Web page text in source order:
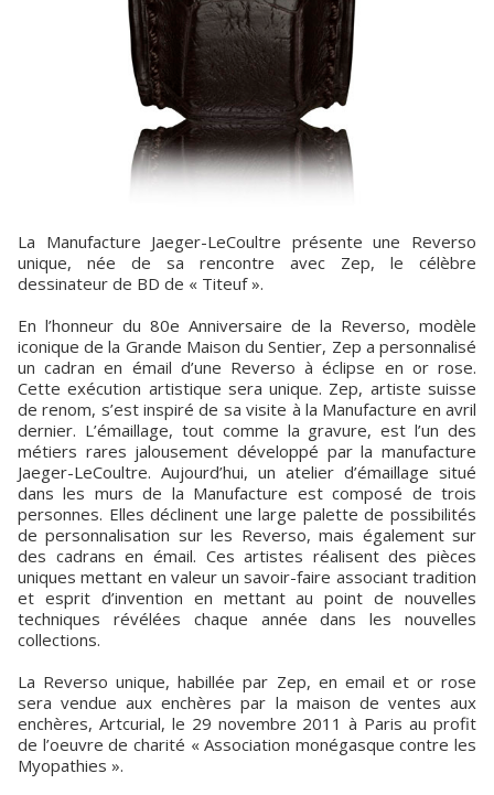
La Manufacture Jaeger-LeCoultre présente une Reverso
unique, née de sa rencontre avec Zep, le célèbre
dessinateur de BD de « Titeuf ».
En l’honneur du 80e Anniversaire de la Reverso, modèle
iconique de la Grande Maison du Sentier, Zep a personnalisé
un cadran en émail d’une Reverso à éclipse en or rose.
Cette exécution artistique sera unique. Zep, artiste suisse
de renom, s’est inspiré de sa visite à la Manufacture en avril
dernier. L’émaillage, tout comme la gravure, est l’un des
métiers rares jalousement développé par la manufacture
Jaeger-LeCoultre. Aujourd’hui, un atelier d’émaillage situé
dans les murs de la Manufacture est composé de trois
personnes. Elles déclinent une large palette de possibilités
de personnalisation sur les Reverso, mais également sur
des cadrans en émail. Ces artistes réalisent des pièces
uniques mettant en valeur un savoir-faire associant tradition
et esprit d’invention en mettant au point de nouvelles
techniques révélées chaque année dans les nouvelles
collections.
La Reverso unique, habillée par Zep, en email et or rose
sera vendue aux enchères par la maison de ventes aux
enchères, Artcurial, le 29 novembre 2011 à Paris au profit
de l’oeuvre de charité « Association monégasque contre les
Myopathies ».